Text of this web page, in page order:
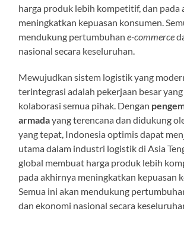
harga produk lebih kompetitif, dan pada
meningkatkan kepuasan konsumen.
mendukung pertumbuhane-commerce
nasional secara keseluruhan.
Mewujudkan sistem logistik yang
terintegrasi adalah pekerjaan besar
kolaborasi semua pihak. Dengan
armadayang terencana dan didukung
yang tepat, Indonesia optimis dapat
utama dalam industri logistik di Asia
global membuat harga produk lebih
pada akhirnya meningkatkan kepuasan
Semua ini akan mendukung
dan ekonomi nasional secara